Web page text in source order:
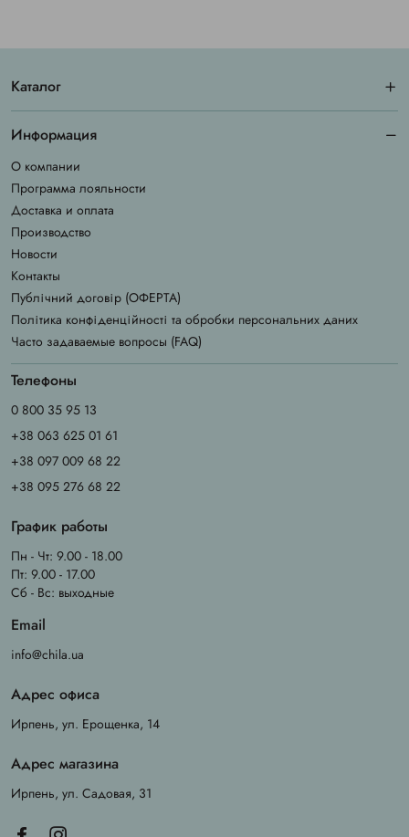
Каталог
Информация
О компании
Программа лояльности
Доставка и оплата
Производство
Новости
Контакты
Публічний договір (ОФЕРТА)
Політика конфіденційності та обробки персональних даних
Часто задаваемые вопросы (FAQ)
Телефоны
0 800 35 95 13
+38 063 625 01 61
+38 097 009 68 22
+38 095 276 68 22
График работы
Пн - Чт: 9.00 - 18.00
Пт: 9.00 - 17.00
Сб - Вс: выходные
Email
info@chila.ua
Адрес офиса
Ирпень, ул. Ерощенка, 14
Адрес магазина
Ирпень, ул. Садовая, 31